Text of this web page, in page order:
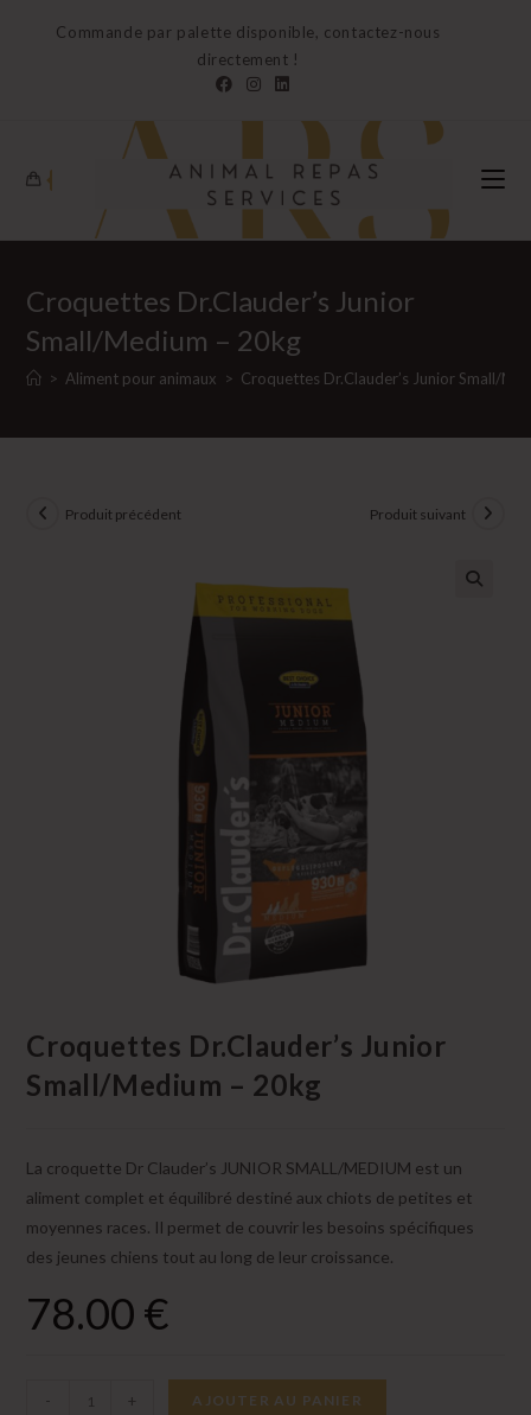
Commande par palette disponible, contactez-nous
directement !
Croquettes Dr.Clauder’s Junior
Small/Medium – 20kg
> Aliment pour animaux > Croquettes Dr.Clauder’s Junior Small/
Produit précédent Produit suivant
Croquettes Dr.Clauder’s Junior
Small/Medium – 20kg
La croquette Dr Clauder’s JUNIOR SMALL/MEDIUM est un
aliment complet et équilibré destiné aux chiots de petites et
moyennes races. Il permet de couvrir les besoins spécifiques
des jeunes chiens tout au long de leur croissance.
78.00 €
- + AJOUTER AU PANIER